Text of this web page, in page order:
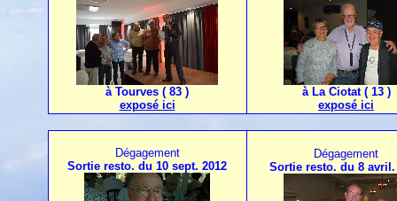
à Tourves ( 83 )
exposé ici
à La Ciotat ( 13 )
exposé ici
Dégagement
Sortie resto. du 10 sept. 2012
Dégagement
Sortie resto. du 8 avril.